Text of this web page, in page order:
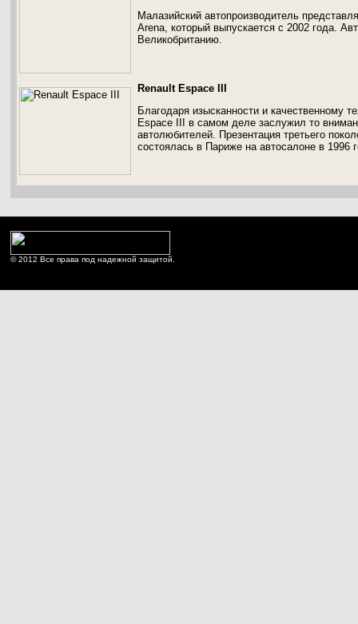
Малазийский автопроизводитель
Arena, который выпускается с 2002 года.
Великобританию.
Renault Espace III
Благодаря изысканности и качественному
Espace III в самом деле заслужил то
автолюбителей. Презентация третьего
состоялась в Париже на автосалоне в 1996
© 2012 Все права под надежной защитой.